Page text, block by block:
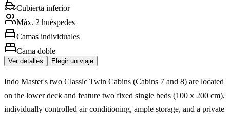
Cubierta inferior
Máx. 2 huéspedes
Camas individuales
Cama doble
Ver detalles Elegir un viaje
Indo Master's two Classic Twin Cabins (Cabins 7 and 8) are located
on the lower deck and feature two fixed single beds (100 x 200 cm),
individually controlled air conditioning, ample storage, and a private